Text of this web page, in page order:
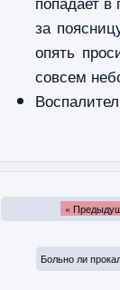
за
опять
совсем
«
Больно ли